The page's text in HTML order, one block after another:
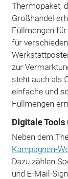
Thermopaket,
Großhandel
Füllmengen für
für
zur
steht auch als
einfache und
Füllmengen
Digitale
Neben dem
Kampagnen-
Dazu zählen
und E-Mail-